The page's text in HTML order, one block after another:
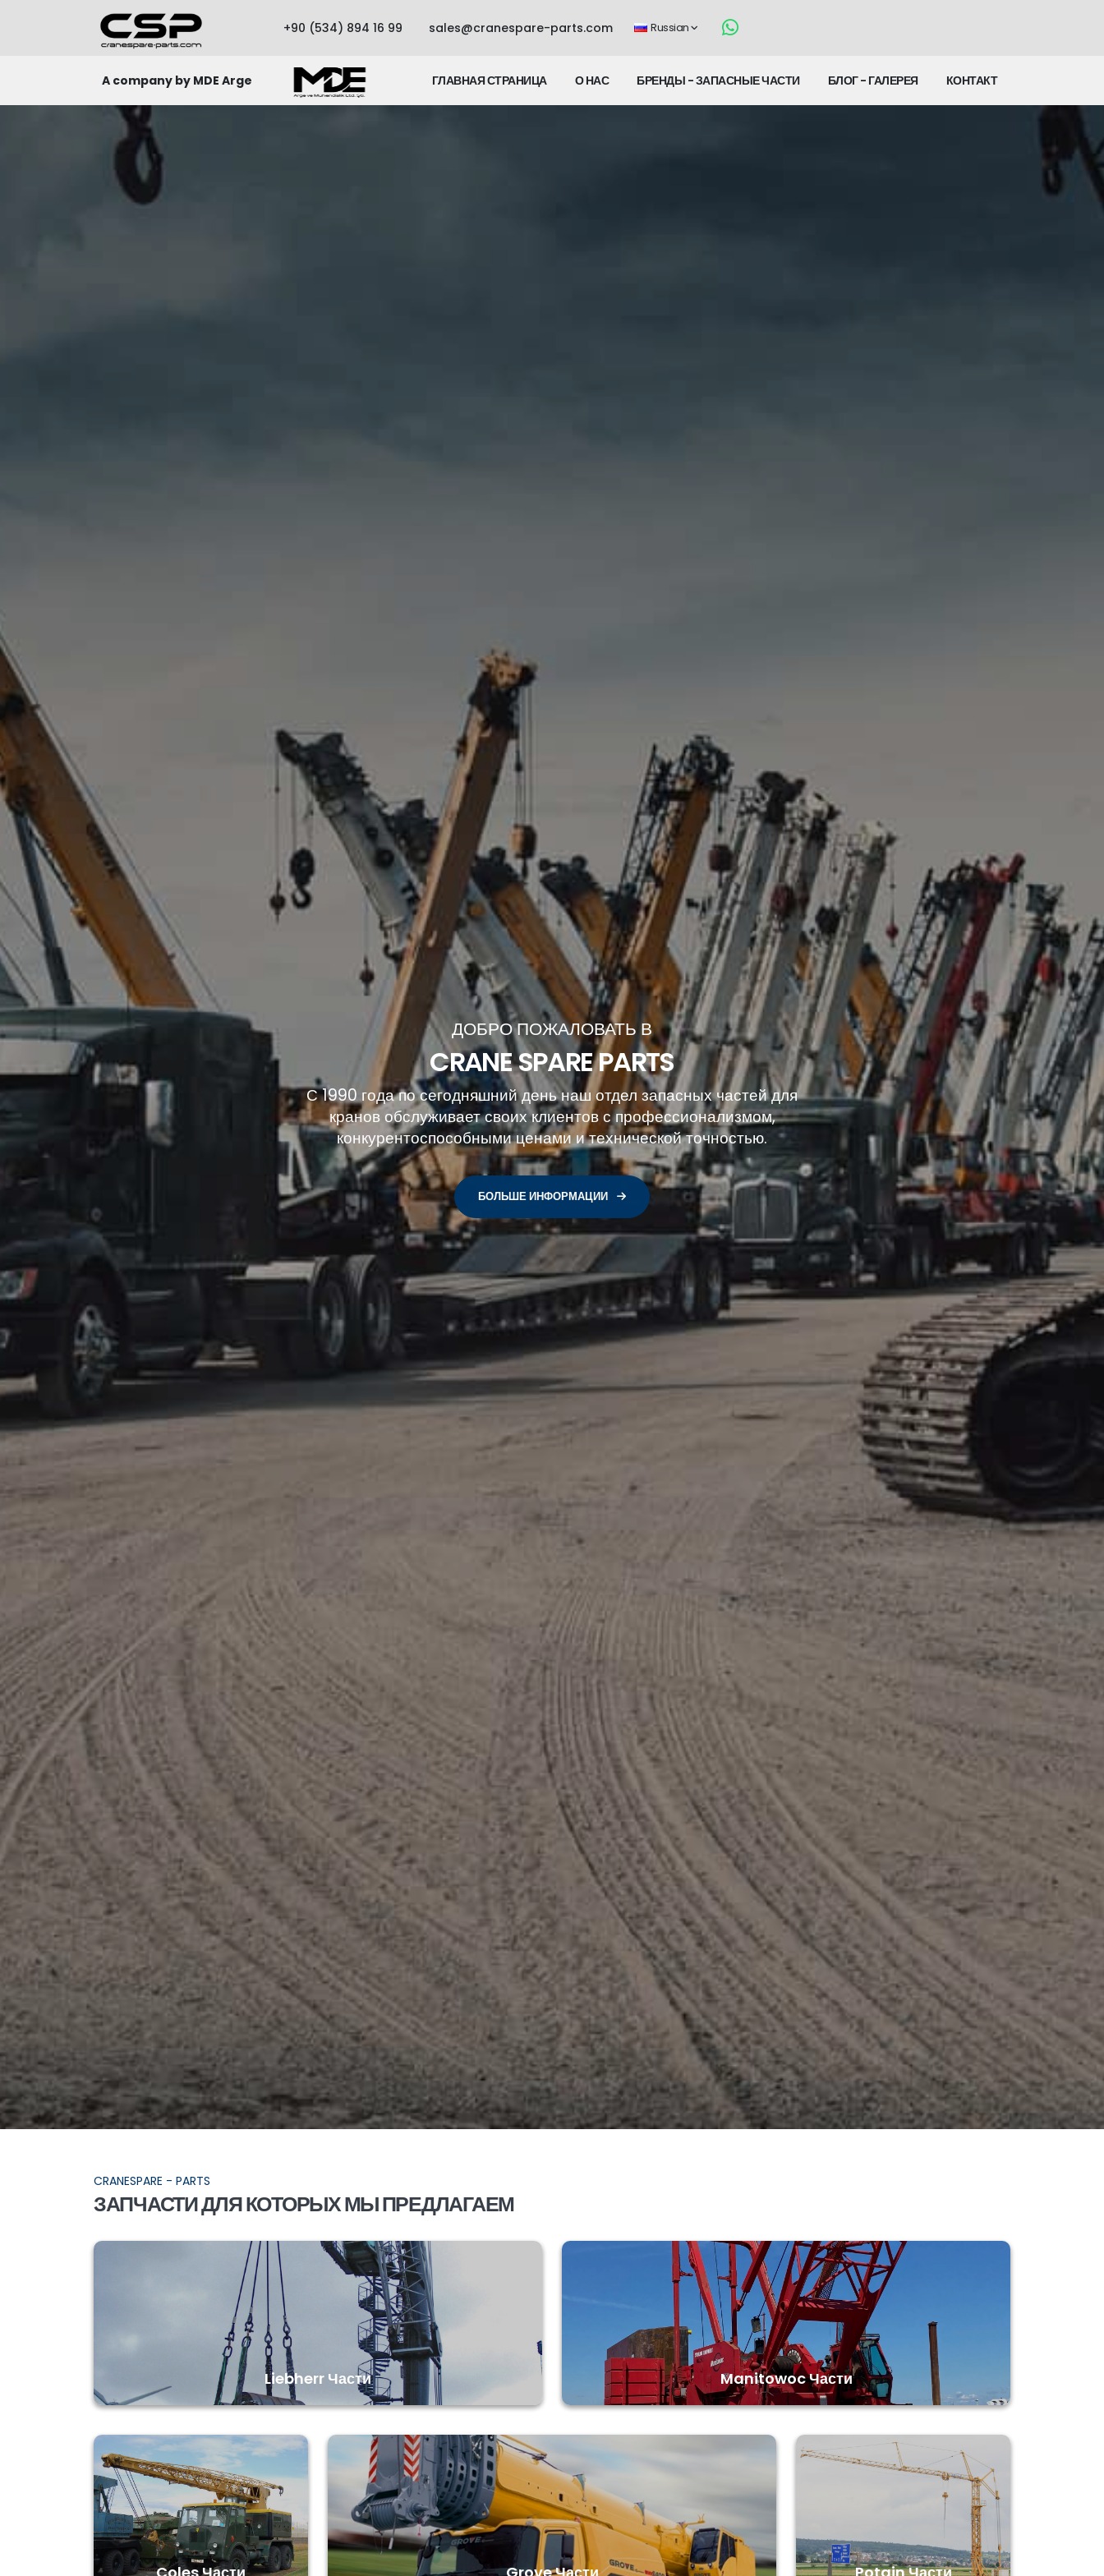
+90 (534) 894 16 99 sales@cranespare-parts.com Russian
A company by MDE Arge ГЛАВНАЯ СТРАНИЦА О НАС БРЕНДЫ - ЗАПАСНЫЕ ЧАСТИ БЛОГ - ГАЛЕРЕЯ КОНТАКТ
ДОБРО ПОЖАЛОВАТЬ В
CRANE SPARE PARTS
С 1990 года по сегодняшний день наш отдел запасных частей для
кранов обслуживает своих клиентов с профессионализмом,
конкурентоспособными ценами и технической точностью.
БОЛЬШЕ ИНФОРМАЦИИ
CRANESPARE - PARTS
ЗАПЧАСТИ ДЛЯ КОТОРЫХ МЫ ПРЕДЛАГАЕМ
Liebherr Части Manitowoc Части